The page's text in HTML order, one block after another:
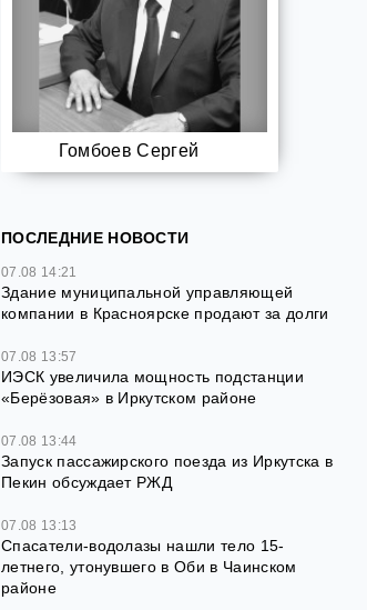
Гомбоев Сергей
ПОСЛЕДНИЕ НОВОСТИ
07.08 14:21
Здание муниципальной управляющей
компании в Красноярске продают за долги
07.08 13:57
ИЭСК увеличила мощность подстанции
«Берёзовая» в Иркутском районе
07.08 13:44
Запуск пассажирского поезда из Иркутска в
Пекин обсуждает РЖД
07.08 13:13
Спасатели-водолазы нашли тело 15-
летнего, утонувшего в Оби в Чаинском
районе